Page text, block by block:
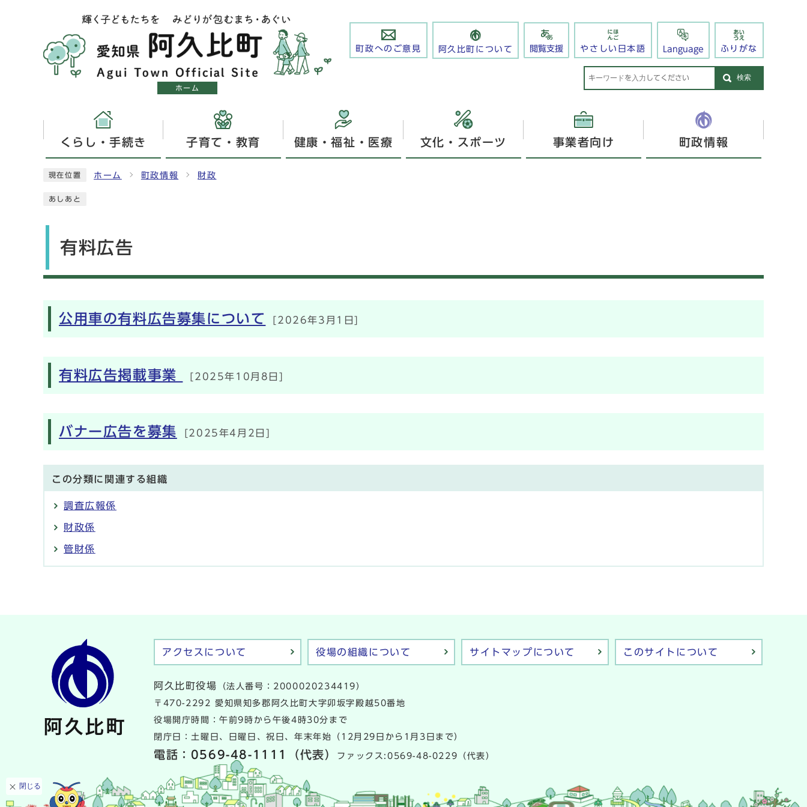
ホーム
町政へのご意見 阿久比町について 閲覧支援 やさしい日本語 Language ふりがな
検索
くらし・手続き 子育て・教育 健康・福祉・医療 文化・スポーツ 事業者向け 町政情報
現在位置 ホーム 町政情報 財政
あしあと
有料広告
メインメニュー
公用車の有料広告募集について [2026年3月1日]
有料広告掲載事業 [2025年10月8日]
バナー広告を募集 [2025年4月2日]
この分類に関連する組織
調査広報係
財政係
管財係
閉じる
アクセスについて 役場の組織について サイトマップについて このサイトについて
阿久比町役場
（法人番号：2000020234419）
〒470-2292 愛知県知多郡阿久比町大字卯坂字殿越50番地
役場開庁時間：午前9時から午後4時30分まで
閉庁日：土曜日、日曜日、祝日、年末年始（12月29日から1月3日まで）
電話： 0569-48-1111 （代表） ファックス:0569-48-0229（代表）